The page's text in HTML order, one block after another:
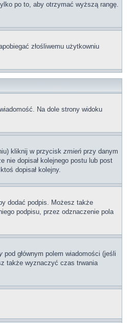
po to, aby otrzymać wyższą rangę.
złośliwemu użytkowniu
Na dole strony widoku
kliknij w przycisk zmień przy danym
nie dopisał kolejnego postu lub post
dopisał kolejny.
dodać podpis. Możesz także
podpisu, przez odznaczenie pola
pod głównym polem wiadomości (jeśli
także wyznaczyć czas trwania